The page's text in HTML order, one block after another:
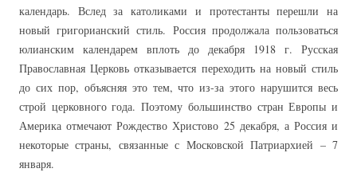
календарь. Вслед за католиками и протестанты перешли на
новый григорианский стиль. Россия продолжала пользоваться
юлианским календарем вплоть до декабря 1918 г. Русская
Православная Церковь отказывается переходить на новый стиль
до сих пор, объясняя это тем, что из-за этого нарушится весь
строй церковного года. Поэтому большинство стран Европы и
Америка отмечают Рождество Христово 25 декабря, а Россия и
некоторые страны, связанные с Московской Патриархией – 7
января.